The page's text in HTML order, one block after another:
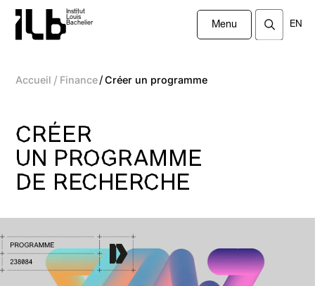
Institut
Louis
Bachelier
Menu EN
Accueil / Finance/Créer un programme
CRÉER
UN PROGRAMME
DE RECHERCHE